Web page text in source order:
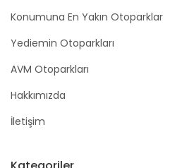
Konumuna En Yakın Otoparklar
Yediemin Otoparkları
AVM Otoparkları
Hakkımızda
İletişim